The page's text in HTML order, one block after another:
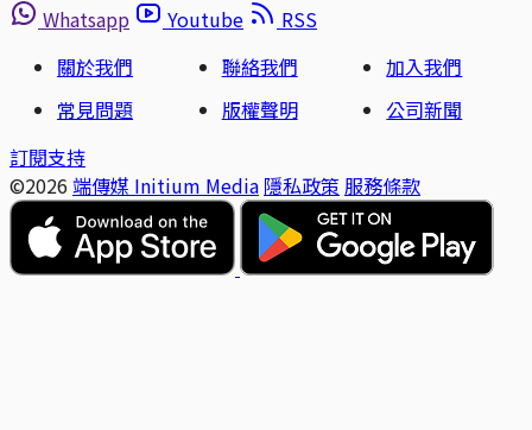
Whatsapp
Youtube
RSS
關於我們
聯絡我們
加入我們
常見問題
版權聲明
公司新聞
訂閱支持
©2026 端傳媒 Initium Media 隱私政策 服務條款